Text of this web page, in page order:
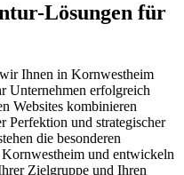
Lösungen für
Ihnen in Kornwestheim
Unternehmen erfolgreich
Websites kombinieren
Perfektion und strategischer
die besonderen
und entwickeln
Zielgruppe und Ihren